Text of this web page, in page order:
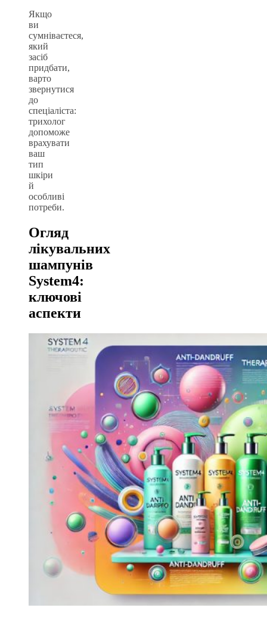
Якщо
ви
сумніваєтеся,
який
засіб
придбати,
варто
звернутися
до
спеціаліста:
трихолог
допоможе
врахувати
ваш
тип
шкіри
й
особливі
потреби.
Огляд
лікувальних
шампунів
System4:
ключові
аспекти